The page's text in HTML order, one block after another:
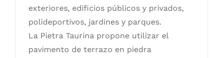
exteriores, edificios públicos y privados,
polideportivos, jardines y parques.
La Pietra Taurina propone utilizar el
pavimento de terrazo en piedra